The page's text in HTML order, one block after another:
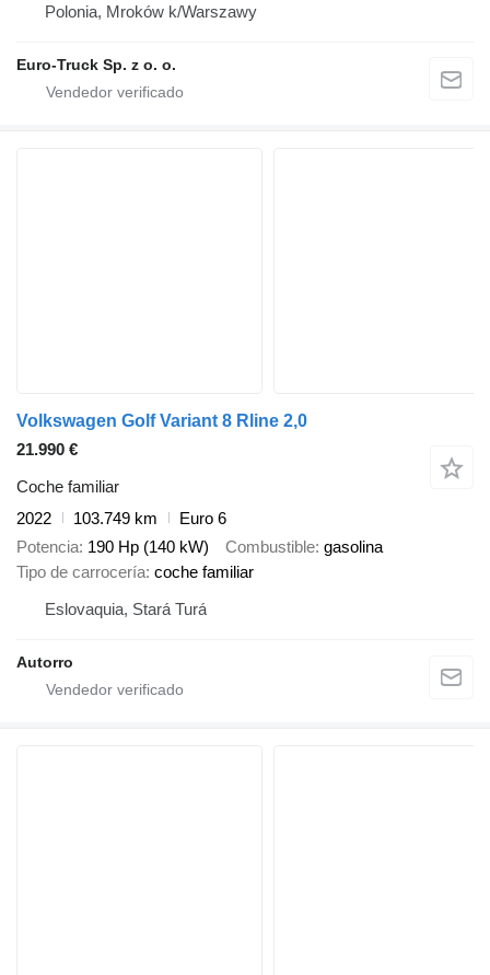
Polonia, Mroków k/Warszawy
Euro-Truck Sp. z o. o.
Volkswagen Golf Variant 8 Rline 2,0
21.990 €
Coche familiar
2022
103.749 km
Euro 6
Potencia 190 Hp (140 kW) Combustible gasolina
Tipo de carrocería coche familiar
Eslovaquia, Stará Turá
Autorro